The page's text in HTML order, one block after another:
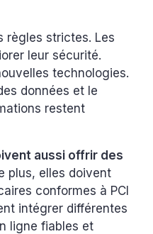
règles strictes. Les
leur sécurité.
technologies.
données et le
restent
aussi offrir des
plus, elles doivent
conformes à PCI
intégrer différentes
ligne fiables et